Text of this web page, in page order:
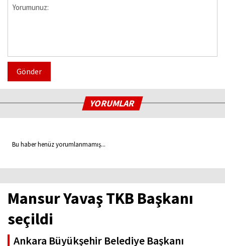
Gönder
YORUMLAR
Bu haber henüz yorumlanmamış...
Mansur Yavaş TKB Başkanı
seçildi
Ankara Büyükşehir Belediye Başkanı